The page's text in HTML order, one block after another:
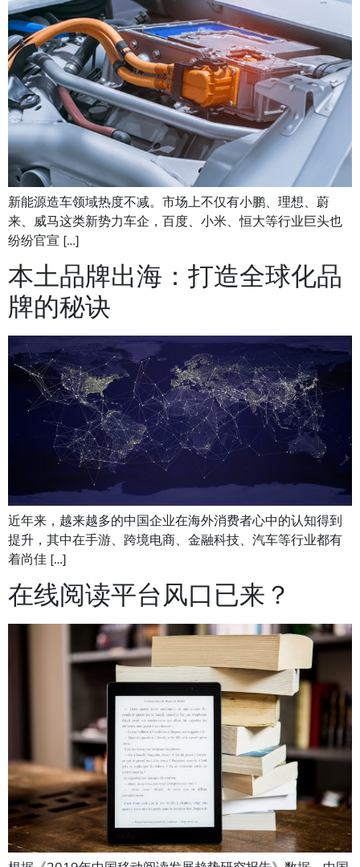
新能源造车领域热度不减。市场上不仅有小鹏、理想、蔚
来、威马这类新势力车企，百度、小米、恒大等行业巨头也
纷纷官宣 […]
本土品牌出海：打造全球化品
牌的秘诀
近年来，越来越多的中国企业在海外消费者心中的认知得到
提升，其中在手游、跨境电商、金融科技、汽车等行业都有
着尚佳 […]
在线阅读平台风口已来？